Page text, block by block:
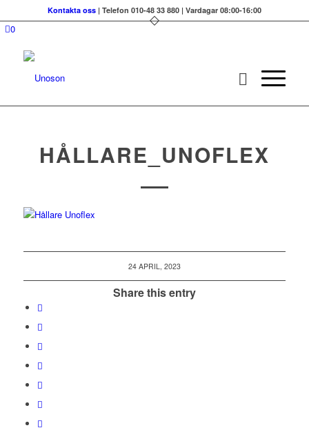
Kontakta oss| Telefon 010-48 33 880 | Vardagar 08:00-16:00
0
HÅLLARE_UNOFLEX
24 APRIL, 2023
Share this entry